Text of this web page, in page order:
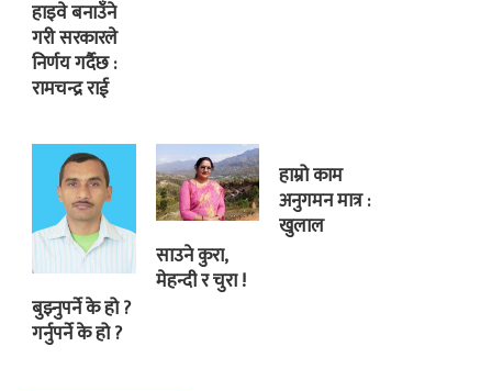
हाइवे बनाउँने
गरी सरकारले
निर्णय गर्दैछ :
रामचन्द्र राई
बुझ्नुपर्ने के हो ?
गर्नुपर्ने के हो ?
साउने कुरा,
मेहन्दी र चुरा !
हाम्रो काम
अनुगमन मात्र :
खुलाल